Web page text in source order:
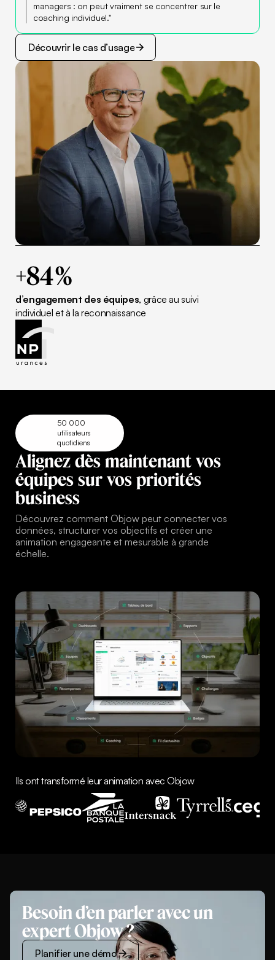
managers : on peut vraiment se concentrer sur le
coaching individuel."
Découvrir le cas d’usage
Découvrir le cas d’usage
+84 %
d’engagement des équipes, grâce au suivi
individuel et à la reconnaissance
50 000
utilisateurs
quotidiens
Alignez dès maintenant vos
équipes sur vos priorités
business
Découvrez comment Objow peut connecter vos
données, structurer vos objectifs et créer une
animation engageante et mesurable à grande
échelle.
Planifier une démo personnalisée
Ils ont transformé leur animation avec Objow
Besoin d’en parler avec un
expert Objow ?
Planifier une démo